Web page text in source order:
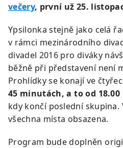
večery, první už 25.
Ypsilonka stejně jako celá
v rámci mezinárodního
divadel 2016 pro diváky
běžně při představení není
Prohlídky se konají ve
45 minutách, a to od
kdy končí poslední skupina.
všechna místa obsazena.
Program bude doplněn